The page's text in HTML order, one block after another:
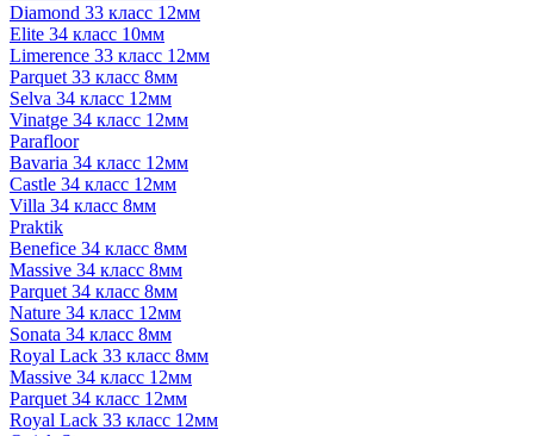
Diamond 33 класс 12мм
Elite 34 класс 10мм
Limerence 33 класс 12мм
Parquet 33 класс 8мм
Selva 34 класс 12мм
Vinatge 34 класс 12мм
Parafloor
Bavaria 34 класс 12мм
Castle 34 класс 12мм
Villa 34 класс 8мм
Praktik
Benefice 34 класс 8мм
Massive 34 класс 8мм
Parquet 34 класс 8мм
Nature 34 класс 12мм
Sonata 34 класс 8мм
Royal Lack 33 класс 8мм
Massive 34 класс 12мм
Parquet 34 класс 12мм
Royal Lack 33 класс 12мм